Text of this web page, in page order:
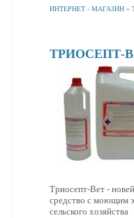
ИНТЕРНЕТ - МАГАЗИН »
ТРИОСЕПТ-
Триосепт-Вет -
средство с моющим
сельского хозяйства